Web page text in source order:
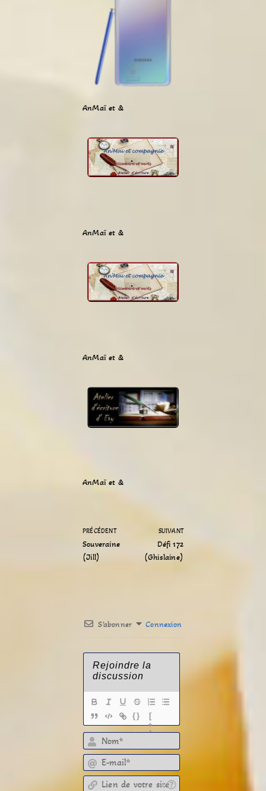
AnMaï et &
AnMaï et &
AnMaï et &
AnMaï et &
PRÉCÉDENT
Souveraine
(Jill)
SUIVANT
Défi 172
(Ghislaine)
S’abonner Connexion
{}
[
+
]